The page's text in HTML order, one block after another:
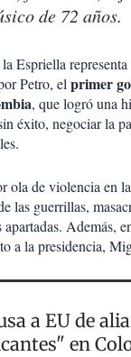
de 72 años.
Espriella
Petro, elprimer
, que logró una
éxito, negociar la
ola de violencia en
las guerrillas,
Además,
a la presidencia,
a EU de
en